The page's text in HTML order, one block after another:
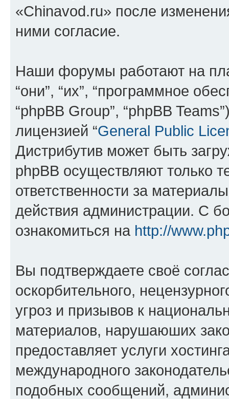
«Chinavod.ru» после
ними согласие.
Наши форумы работают на
“они”, “их”, “программное
“phpBB Group”, “phpBB
лицензией “General Public
Дистрибутив может быть
phpBB осуществляют только
ответственности за
действия администрации. С
ознакомиться на http://
Вы подтверждаете своё
оскорбительного,
угроз и призывов к
материалов, нарушаюших
предоставляет услуги
международного
подобных сообщений,